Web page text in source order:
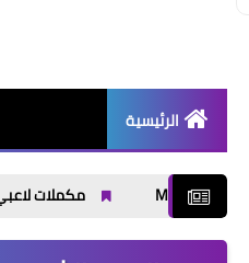
الرئيسية
مكملات لاعبي كرة القدم: 7 اختيارات تدعم الطاقة والتعافي قبل وبعد التمرين